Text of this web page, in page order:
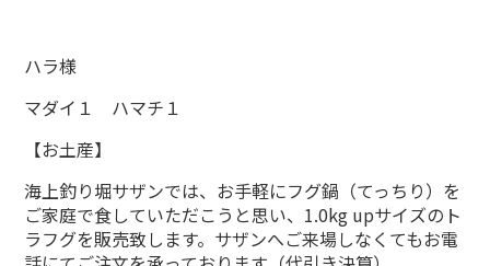
ハラ様
マダイ１ ハマチ１
【お土産】
海上釣り堀サザンでは、お手軽にフグ鍋（てっちり）を
ご家庭で食していただこうと思い、1.0kg upサイズのト
ラフグを販売致します。サザンへご来場しなくてもお電